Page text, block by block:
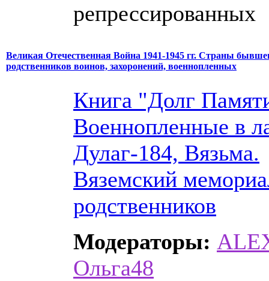
репрессированных
Великая Отечественная Война 1941-1945 гг. Страны
родственников воинов, захоронений, военнопленных
Книга "Долг
Военнопленные в
Дулаг-184, Вязьма.
Вяземский
родственников
Модераторы:
Ольга48